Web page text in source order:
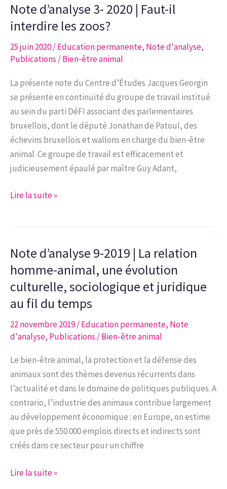
Note d’analyse 3- 2020 | Faut-il
interdire les zoos?
25 juin 2020/Education permanente, Note d'analyse,
Publications/Bien-être animal
La présente note du Centre d’Études Jacques Georgin
se présente en continuité du groupe de travail institué
au sein du parti DéFI associant des parlementaires
bruxellois, dont le député Jonathan de Patoul, des
échevins bruxellois et wallons en charge du bien-être
animal Ce groupe de travail est efficacement et
judicieusement épaulé par maître Guy Adant,
Note
|
Faut-
interdire
les
zoos?
Lire la suite »
Note d’analyse 9-2019 | La relation
homme-animal, une évolution
culturelle, sociologique et juridique
au fil du temps
22 novembre 2019/Education permanente, Note
d'analyse, Publications /Bien-être animal
Le bien-être animal, la protection et la défense des
animaux sont des thèmes devenus récurrents dans
l’actualité et dans le domaine de politiques publiques. A
contrario, l’industrie des animaux contribue largement
au développement économique : en Europe, on estime
que près de 550 000 emplois directs et indirects sont
créés dans ce secteur pour un chiffre
Note
Lire la suite »